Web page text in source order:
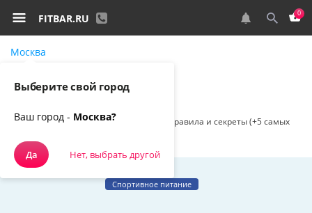
FITBAR.RU 0
Москва
Как есть протеиновые батончики: все правила и секреты (+5 самых
Спортивное питание
Выберите свой город
Ваш город - Москва?
Да Нет, выбрать другой